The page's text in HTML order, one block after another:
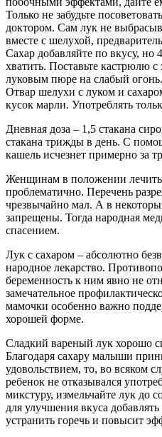
Только не забудьте
доктором. Сам лук не
вместе с шелухой,
Сахар добавляйте по вкусу,
хватить. Поставьте кастрюлю
луковым пюре на слабый
Отвар шелухи с луком и
кусок марли. Употреблять
Дневная доза – 1,5 стакана
стакана трижды в день. С
кашель исчезнет примерно за
Женщинам в положении лечить
проблематично. Перечень
чрезвычайно мал. А в
запрещены. Тогда народная
спасением.
Лук с сахаром – абсолютно
народное лекарство.
беременность к ним явно не
замечательное
мамочки особенно важно
хорошей форме.
Сладкий вареный лук хорошо
Благодаря сахару малыши
удовольствием, то, во всяком
ребенок не отказывался
микстуру, измельчайте лук до
для улучшения вкуса
устранить горечь и повысит